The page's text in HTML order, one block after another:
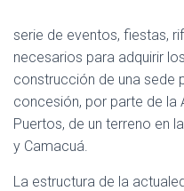
serie de eventos, fiestas,
necesarios para adquirir
construcción de una sede
concesión, por parte de la
Puertos, de un terreno en
y Camacuá.
La estructura de la